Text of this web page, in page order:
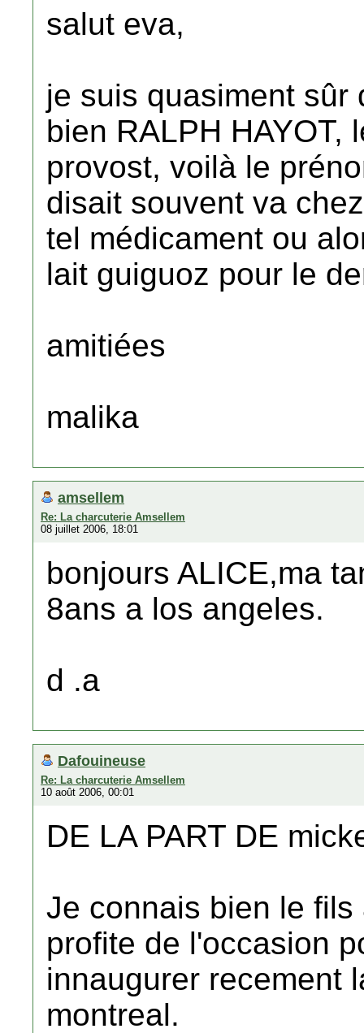
salut eva,
je suis quasiment sûr
bien RALPH HAYOT,
provost, voilà le
disait souvent va
tel médicament ou
lait guiguoz pour le
amitiées
malika
amsellem
Re: La charcuterie Amsellem
08 juillet 2006, 18:01
bonjours ALICE,ma
8ans a los angeles.
d .a
Dafouineuse
Re: La charcuterie Amsellem
10 août 2006, 00:01
DE LA PART DE
Je connais bien le
profite de l'occasion
innaugurer recement
montreal.